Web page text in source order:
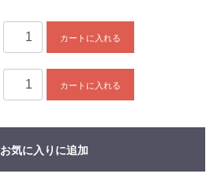
カートに入れる
カートに入れる
お気に入りに追加